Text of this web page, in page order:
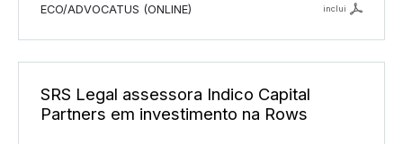
ECO/ADVOCATUS (ONLINE)
inclui
SRS Legal assessora Indico Capital
Partners em investimento na Rows